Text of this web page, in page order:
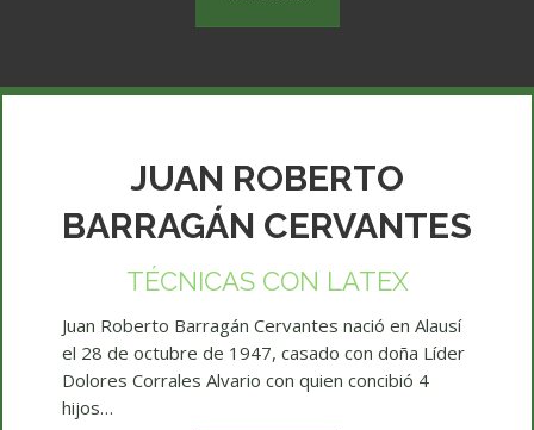
JUAN ROBERTO
BARRAGÁN CERVANTES
TÉCNICAS CON LATEX
Juan Roberto Barragán Cervantes nació en Alausí
el 28 de octubre de 1947, casado con doña Líder
Dolores Corrales Alvario con quien concibió 4
hijos…